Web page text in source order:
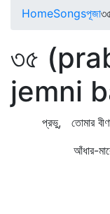
HomeSongsপূজা
৩৫
jemni
প্রভু, তোমার বীণা
আঁধার-